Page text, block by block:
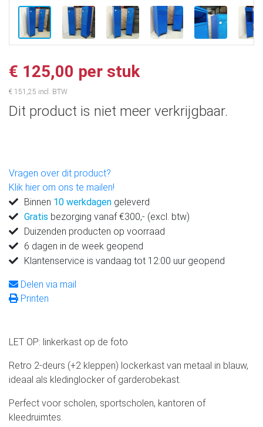
€ 125,00 per stuk
€ 151,25 incl. BTW
Dit product is niet meer verkrijgbaar.
Vragen over dit product?
Klik hier om ons te mailen!
Binnen 10 werkdagen geleverd
Gratis bezorging vanaf €300,- (excl. btw)
Duizenden producten op voorraad
6 dagen in de week geopend
Klantenservice is vandaag tot 12:00 uur geopend
Delen via mail
Printen
LET OP: linkerkast op de foto
Retro 2-deurs (+2 kleppen) lockerkast van metaal in blauw,
ideaal als kledinglocker of garderobekast.
Perfect voor scholen, sportscholen, kantoren of
kleedruimtes.